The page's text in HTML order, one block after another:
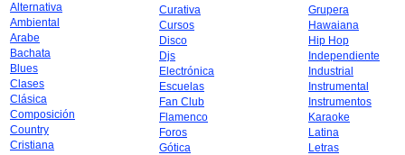
Alternativa
Ambiental
Arabe
Bachata
Blues
Clases
Clásica
Composición
Country
Cristiana
Curativa
Cursos
Disco
Djs
Electrónica
Escuelas
Fan Club
Flamenco
Foros
Gótica
Grupera
Hawaiana
Hip Hop
Independiente
Industrial
Instrumental
Instrumentos
Karaoke
Latina
Letras